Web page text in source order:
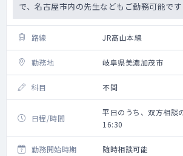
で、名古屋市内の先生などもご勤務可能です
路線 JR高山本線
勤務地 岐阜県美濃加茂市
科目 不問
日程/時間
平日のうち、双方相談
16:30
勤務開始時期 随時相談可能